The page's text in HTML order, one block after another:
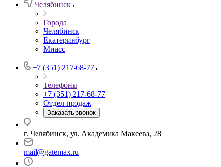
Челябинск
Города
Челябинск
Екатеринбург
Миасс
+7 (351) 217-68-77
Телефоны
+7 (351) 217-68-77
Отдел продаж
Заказать звонок
г. Челябинск, ул. Академика Макеева, 28
mail@gatemax.ru